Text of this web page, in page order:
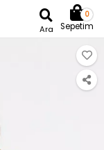
Ara
0
Sepetim